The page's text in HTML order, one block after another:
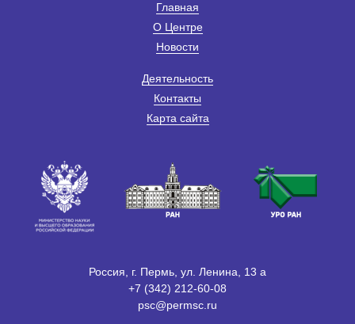
Главная
О Центре
Новости
Деятельность
Контакты
Карта сайта
Россия, г. Пермь, ул. Ленина, 13 а
+7 (342) 212-60-08
psc@permsc.ru